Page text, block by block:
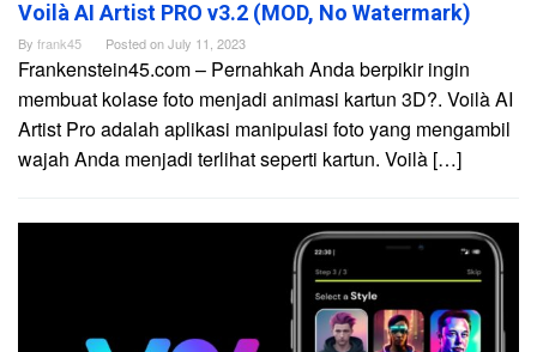
Voilà AI Artist PRO v3.2 (MOD, No Watermark)
By frank45 Posted onJuly 11, 2023
Frankenstein45.com – Pernahkah Anda berpikir ingin
membuat kolase foto menjadi animasi kartun 3D?. Voilà AI
Artist Pro adalah aplikasi manipulasi foto yang mengambil
wajah Anda menjadi terlihat seperti kartun. Voilà […]